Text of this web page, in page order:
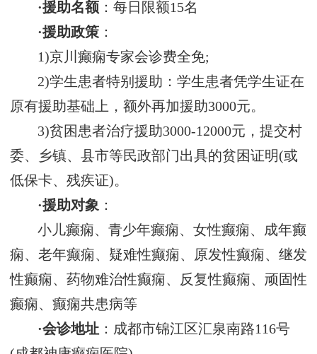
·援助名额 ：每日限额15名
·援助政策 ：
1)京川癫痫专家会诊费全免;
2)学生患者特别援助：学生患者凭学生证在
原有援助基础上，额外再加援助3000元。
3)贫困患者治疗援助3000-12000元，提交村
委、乡镇、县市等民政部门出具的贫困证明(或
低保卡、残疾证)。
·援助对象 ：
小儿癫痫、青少年癫痫、女性癫痫、成年癫
痫、老年癫痫、疑难性癫痫、原发性癫痫、继发
性癫痫、药物难治性癫痫、反复性癫痫、顽固性
癫痫、癫痫共患病等
·会诊地址 ：成都市锦江区汇泉南路116号